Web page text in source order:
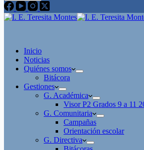
Inicio
Noticias
Quiénes somos
Bitácora
Gestiones
G. Académica
Visor P2 Grados 9 a 11
G. Comunitaria
Campañas
Orientación escolar
G. Directiva